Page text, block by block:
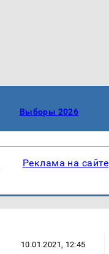
Выборы 2026
Реклама на сайте
10.01.2021, 12:45